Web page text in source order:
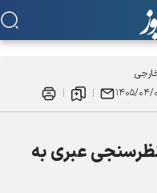
۰۴/۰۲
عبری به